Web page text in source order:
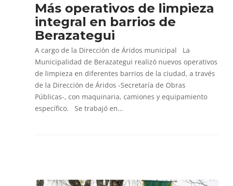
Más operativos de limpieza
integral en barrios de
Berazategui
A cargo de la Dirección de Áridos municipal La
Municipalidad de Berazategui realizó nuevos operativos
de limpieza en diferentes barrios de la ciudad, a través
de la Dirección de Áridos -Secretaría de Obras
Públicas-, con maquinaria, camiones y equipamiento
específico. Se trabajó en…